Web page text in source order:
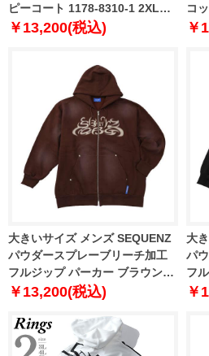
ピーコート 1178-8310-1 2XL
3XL 4XL 5XL
￥13,200(税込)
コ
￥
大きいサイズ メンズ SEQUENZ
パウダースプレーブリーチ加工
フルジップ パーカー ブラウン
1258-5385-1 3L 4L 5L 6L
￥13,200(税込)
大
パ
フ
￥